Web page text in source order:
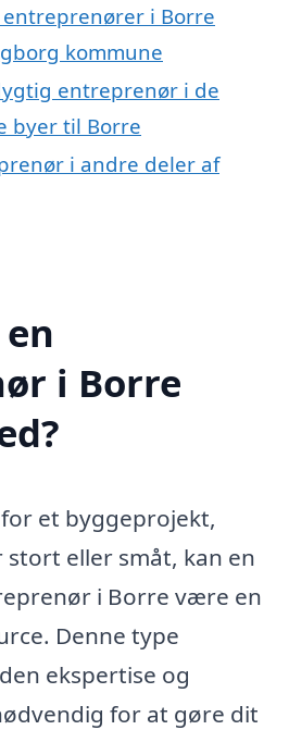
i Borre
kommune
entreprenør i de
byer til Borre
i andre deler af
i Borre
et byggeprojekt,
eller småt, kan en
i Borre være en
Denne type
ekspertise og
for at gøre dit